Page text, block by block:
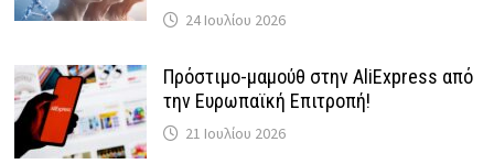
24 Ιουλίου 2026
Πρόστιμο-μαμούθ στην AliExpress από
την Ευρωπαϊκή Επιτροπή!
21 Ιουλίου 2026